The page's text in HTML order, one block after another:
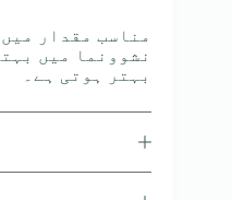
مناسب مقدار
نشوونما میں
بہتر ہوتی ہے۔